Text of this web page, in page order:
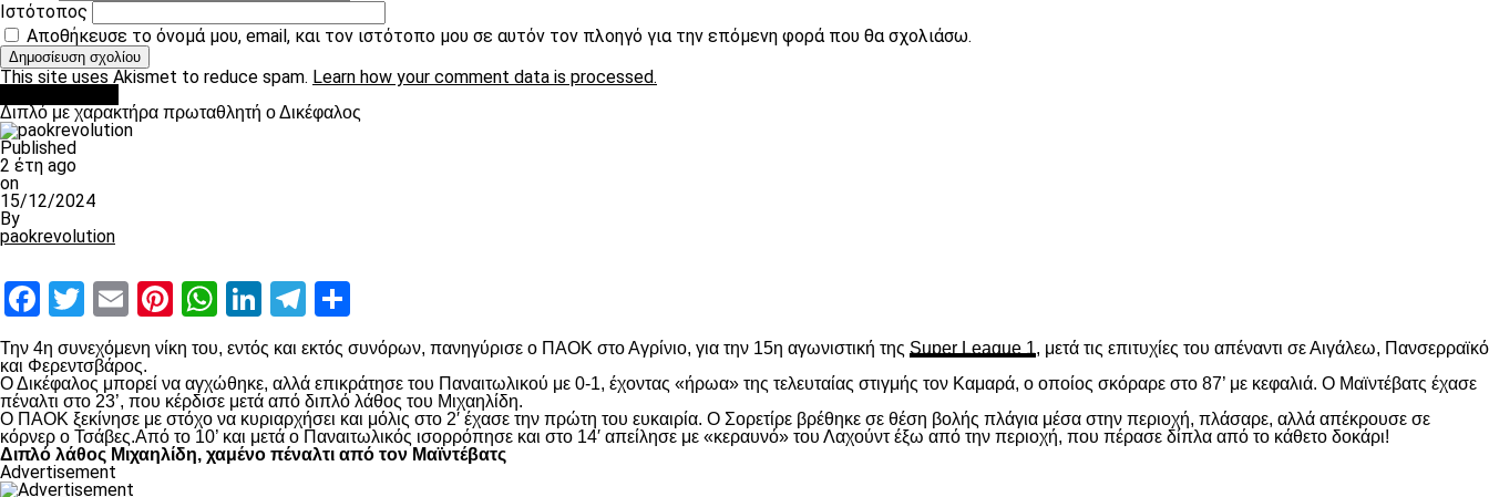
Ιστότοπος
Αποθήκευσε το όνομά μου, email, και τον ιστότοπο μου σε αυτόν τον πλοηγό για την επόμενη φορά που θα σχολιάσω.
This site uses Akismet to reduce spam. Learn how your comment data is processed.
Διπλό με χαρακτήρα πρωταθλητή ο Δικέφαλος
Published
2 έτη ago
on
15/12/2024
By
paokrevolution
Facebook
Twitter
EmailPinterest
WhatsApp
LinkedIn
Telegram
Την 4η συνεχόμενη νίκη του, εντός και εκτός συνόρων, πανηγύρισε ο ΠΑΟΚ στο Αγρίνιο, για την 15η αγωνιστική της Super League 1, μετά τις επιτυχίες του απέναντι σε Αιγάλεω, Πανσερραϊκό
και Φερεντσβάρος.
Ο Δικέφαλος μπορεί να αγχώθηκε, αλλά επικράτησε του Παναιτωλικού με 0-1, έχοντας «ήρωα» της τελευταίας στιγμής τον Καμαρά, ο οποίος σκόραρε στο 87’ με κεφαλιά. Ο Μαϊντέβατς έχασε
πέναλτι στο 23’, που κέρδισε μετά από διπλό λάθος του Μιχαηλίδη.
Ο ΠΑΟΚ ξεκίνησε με στόχο να κυριαρχήσει και μόλις στο 2′ έχασε την πρώτη του ευκαιρία. Ο Σορετίρε βρέθηκε σε θέση βολής πλάγια μέσα στην περιοχή, πλάσαρε, αλλά απέκρουσε σε
κόρνερ ο Τσάβες.Από το 10’ και μετά ο Παναιτωλικός ισορρόπησε και στο 14′ απείλησε με «κεραυνό» του Λαχούντ έξω από την περιοχή, που πέρασε δίπλα από το κάθετο δοκάρι!
Διπλό λάθος Μιχαηλίδη, χαμένο πέναλτι από τον Μαϊντέβατς
Advertisement